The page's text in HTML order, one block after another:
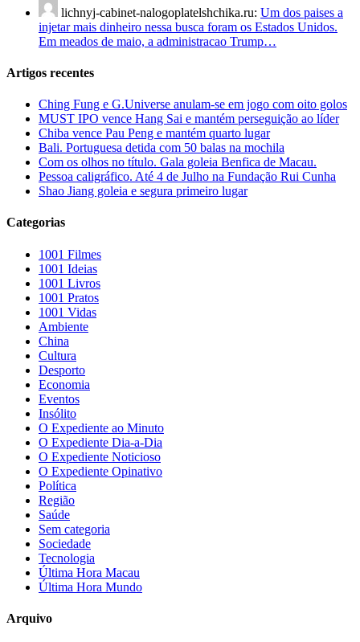
lichnyj-cabinet-nalogoplatelshchika.ru: Um dos paises a
injetar mais dinheiro nessa busca foram os Estados Unidos.
Em meados de maio, a administracao Trump…
Artigos recentes
Ching Fung e G.Universe anulam-se em jogo com oito golos
MUST IPO vence Hang Sai e mantém perseguição ao líder
Chiba vence Pau Peng e mantém quarto lugar
Bali. Portuguesa detida com 50 balas na mochila
Com os olhos no título. Gala goleia Benfica de Macau.
Pessoa caligráfico. Até 4 de Julho na Fundação Rui Cunha
Shao Jiang goleia e segura primeiro lugar
Categorias
1001 Filmes
1001 Ideias
1001 Livros
1001 Pratos
1001 Vidas
Ambiente
China
Cultura
Desporto
Economia
Eventos
Insólito
O Expediente ao Minuto
O Expediente Dia-a-Dia
O Expediente Noticioso
O Expediente Opinativo
Política
Região
Saúde
Sem categoria
Sociedade
Tecnologia
Última Hora Macau
Última Hora Mundo
Arquivo